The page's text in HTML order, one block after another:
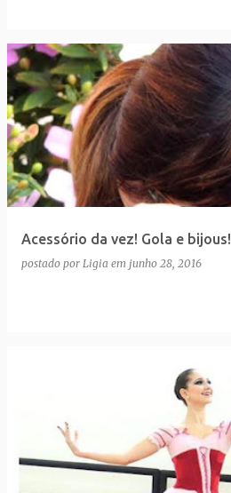
Acessório da vez! Gola e bijous!
postado por Ligia em junho 28, 2016